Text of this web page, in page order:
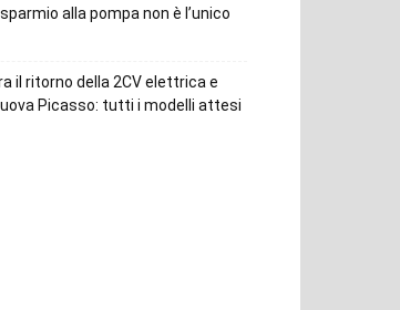
alla pompa non è l’unico
il ritorno della 2CV elettrica e
Picasso: tutti i modelli attesi